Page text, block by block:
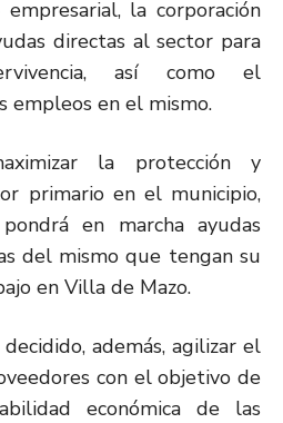
la corporación
directas al sector para
así como el
empleos en el mismo.
la protección y
primario en el municipio,
en marcha ayudas
del mismo que tengan su
en Villa de Mazo.
además, agilizar el
con el objetivo de
económica de las